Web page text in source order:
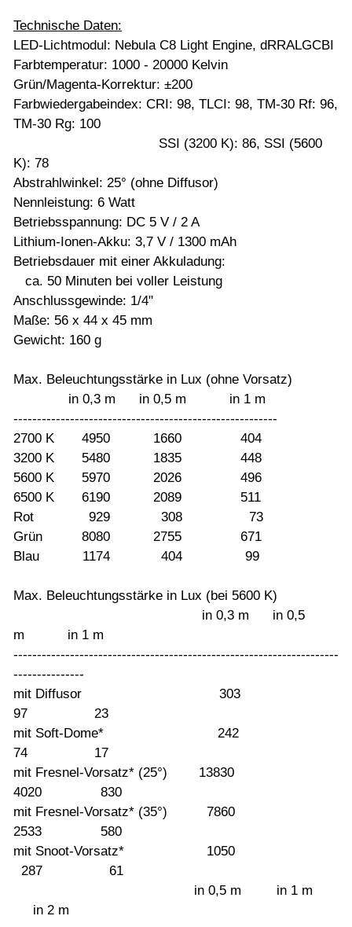
Technische Daten:
LED-Lichtmodul: Nebula C8 Light Engine, dRRALGCBI
Farbtemperatur: 1000 - 20000 Kelvin
Grün/Magenta-Korrektur: ±200
Farbwiedergabeindex: CRI: 98, TLCI: 98, TM-30 Rf: 96,
TM-30 Rg: 100
SSI (3200 K): 86, SSI (5600
K): 78
Abstrahlwinkel: 25° (ohne Diffusor)
Nennleistung: 6 Watt
Betriebsspannung: DC 5 V / 2 A
Lithium-Ionen-Akku: 3,7 V / 1300 mAh
Betriebsdauer mit einer Akkuladung:
ca. 50 Minuten bei voller Leistung
Anschlussgewinde: 1/4"
Maße: 56 x 44 x 45 mm
Gewicht: 160 g
Max. Beleuchtungsstärke in Lux (ohne Vorsatz)
in 0,3 m in 0,5 m in 1 m
--------------------------------------------------------
2700 K 4950 1660 404
3200 K 5480 1835 448
5600 K 5970 2026 496
6500 K 6190 2089 511
Rot 929 308 73
Grün 8080 2755 671
Blau 1174 404 99
Max. Beleuchtungsstärke in Lux (bei 5600 K)
in 0,3 m in 0,5
m in 1 m
---------------------------------------------------------------------
---------------
mit Diffusor 303
97 23
mit Soft-Dome* 242
74 17
mit Fresnel-Vorsatz* (25°) 13830
4020 830
mit Fresnel-Vorsatz* (35°) 7860
2533 580
mit Snoot-Vorsatz* 1050
287 61
in 0,5 m in 1 m
in 2 m